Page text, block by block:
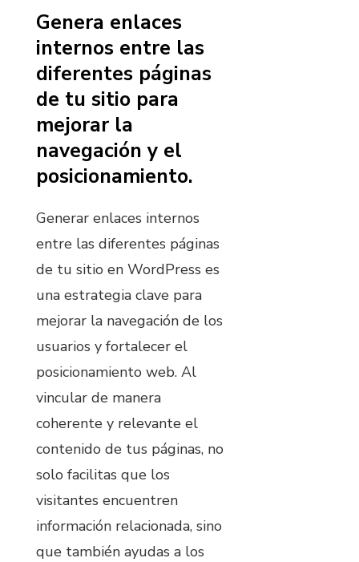
Genera enlaces
internos entre las
diferentes páginas
de tu sitio para
mejorar la
navegación y el
posicionamiento.
Generar enlaces internos
entre las diferentes páginas
de tu sitio en WordPress es
una estrategia clave para
mejorar la navegación de los
usuarios y fortalecer el
posicionamiento web. Al
vincular de manera
coherente y relevante el
contenido de tus páginas, no
solo facilitas que los
visitantes encuentren
información relacionada, sino
que también ayudas a los